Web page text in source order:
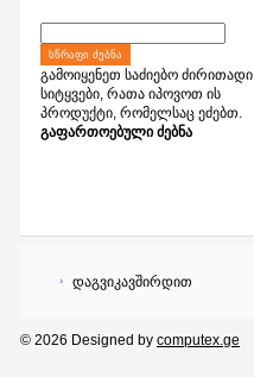
ᲡᲬᲠᲐᲤᲘ ᲫᲔᲑᲜᲐ
გამოიყენეთ საძიებო ძირითადი
სიტყვები, რათა იპოვოთ ის
პროდუქტი, რომელსაც ეძებთ.
გაფართოებული ძებნა
დაგვიკავშირდით
© 2026 Designed by computex.ge